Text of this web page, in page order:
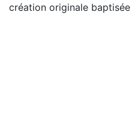
création originale